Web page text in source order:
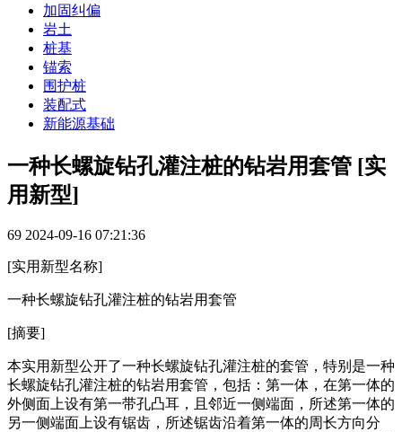
加固纠偏
岩土
桩基
锚索
围护桩
装配式
新能源基础
一种长螺旋钻孔灌注桩的钻岩用套管 [实
用新型]
69 2024-09-16 07:21:36
[实用新型名称]
一种长螺旋钻孔灌注桩的钻岩用套管
[摘要]
本实用新型公开了一种长螺旋钻孔灌注桩的套管，特别是一种
长螺旋钻孔灌注桩的钻岩用套管，包括：第一体，在第一体的
外侧面上设有第一带孔凸耳，且邻近一侧端面，所述第一体的
另一侧端面上设有锯齿，所述锯齿沿着第一体的周长方向分